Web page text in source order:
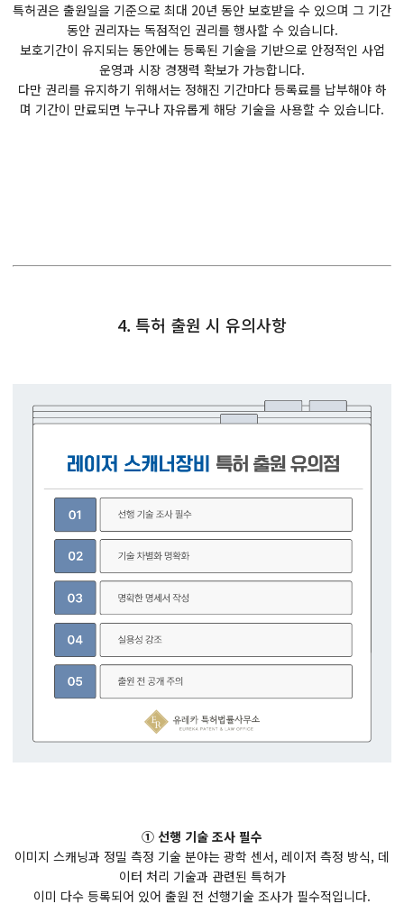
특허권은 출원일을 기준으로 최대 20년 동안 보호받을 수 있으며 그 기간
동안 권리자는 독점적인 권리를 행사할 수 있습니다.
보호기간이 유지되는 동안에는 등록된 기술을 기반으로 안정적인 사업
운영과 시장 경쟁력 확보가 가능합니다.
다만 권리를 유지하기 위해서는 정해진 기간마다 등록료를 납부해야 하
며 기간이 만료되면 누구나 자유롭게 해당 기술을 사용할 수 있습니다.
4. 특허 출원 시 유의사항
① 선행 기술 조사 필수
이미지 스캐닝과 정밀 측정 기술 분야는 광학 센서, 레이저 측정 방식, 데
이터 처리 기술과 관련된 특허가
이미 다수 등록되어 있어 출원 전 선행기술 조사가 필수적입니다.